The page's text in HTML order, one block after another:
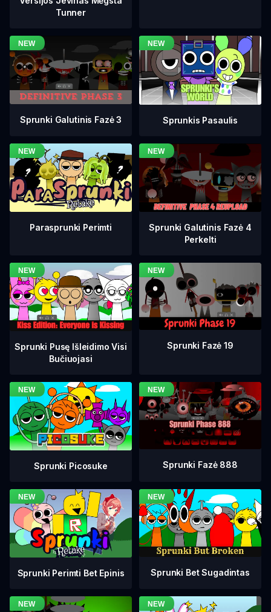
Tunner
Sprunki Galutinis Fazė 3 Sprunkis Pasaulis
Parasprunki Perimti
Sprunki Galutinis Fazė 4
Perkelti
Sprunki Pusę Išleidimo Visi
Bučiuojasi
Sprunki Fazė 19
Sprunki Picosuke Sprunki Fazė 888
Sprunki Perimti Bet Epinis Sprunki Bet Sugadintas